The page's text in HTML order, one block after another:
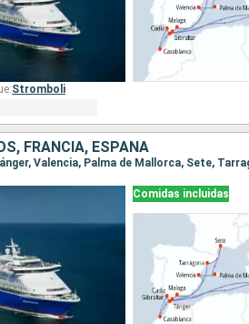
Stromboli
FRANCIA, ESPAÑA
Comidas incluidas